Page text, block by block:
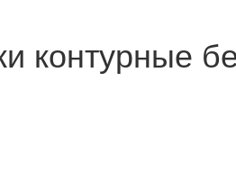
контурные